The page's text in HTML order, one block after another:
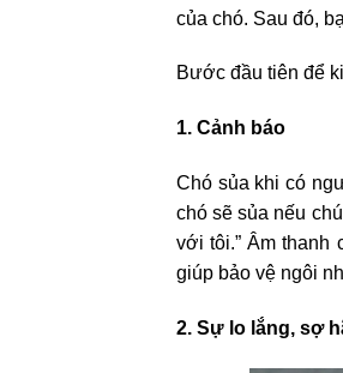
của chó. Sau đó,
Bước đầu tiên để
1. Cảnh báo
Chó sủa khi có
chó sẽ sủa nếu
với tôi.” Âm thanh
giúp bảo vệ ngôi
2. Sự lo lắng, sợ